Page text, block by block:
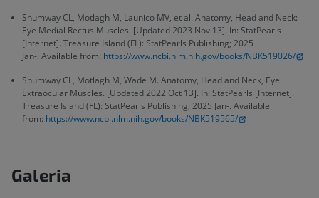
Shumway CL, Motlagh M, Launico MV, et al. Anatomy, Head and Neck:
Eye Medial Rectus Muscles. [Updated 2023 Nov 13]. In: StatPearls
[Internet]. Treasure Island (FL): StatPearls Publishing; 2025
Jan-. Available from: https://www.ncbi.nlm.nih.gov/books/NBK519026/
Shumway CL, Motlagh M, Wade M. Anatomy, Head and Neck, Eye
Extraocular Muscles. [Updated 2022 Oct 13]. In: StatPearls [Internet].
Treasure Island (FL): StatPearls Publishing; 2025 Jan-. Available
from: https://www.ncbi.nlm.nih.gov/books/NBK519565/
Galeria